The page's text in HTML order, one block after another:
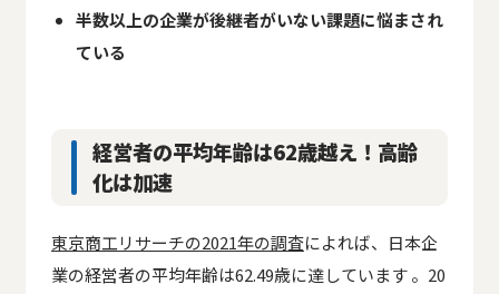
半数以上の企業が後継者がいない課題に悩まされ
ている
経営者の平均年齢は62歳越え！高齢
化は加速
東京商工リサーチの2021年の調査によれば、日本企
業の経営者の平均年齢は62.49歳に達しています 。20